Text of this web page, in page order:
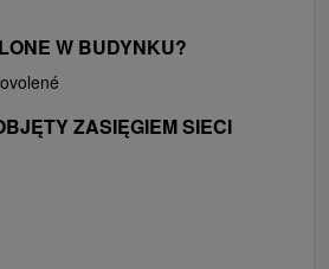
W BUDYNKU?
ZASIĘGIEM SIECI